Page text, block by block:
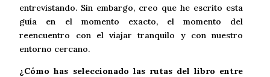
entrevistando. Sin embargo, creo que he escrito esta
guía en el momento exacto, el momento del
reencuentro con el viajar tranquilo y con nuestro
entorno cercano.
¿Cómo has seleccionado las rutas del libro entre